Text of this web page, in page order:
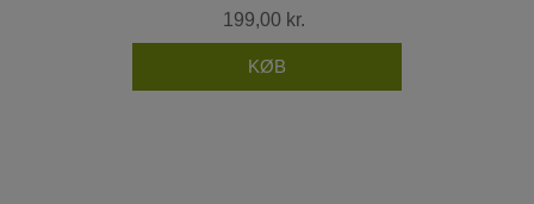
199,00 kr.